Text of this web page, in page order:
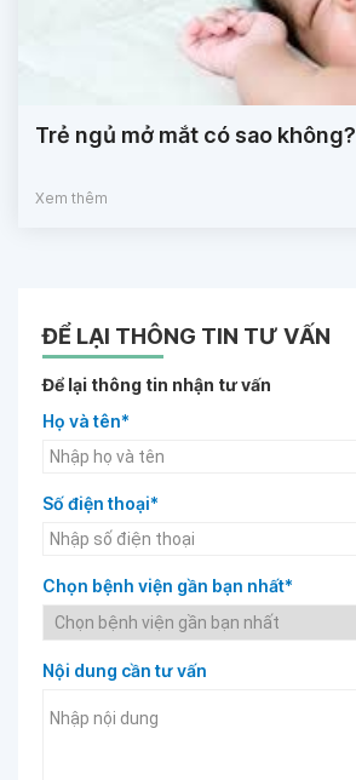
Trẻ ngủ mở mắt có sao không?
Xem thêm
ĐỂ LẠI THÔNG TIN TƯ VẤN
Để lại thông tin nhận tư vấn
Họ và tên*
Số điện thoại*
Chọn bệnh viện gần bạn nhất*
Nội dung cần tư vấn